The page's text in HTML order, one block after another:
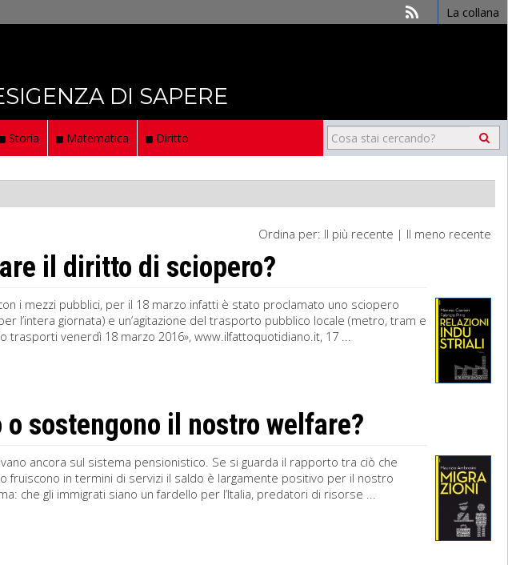
La collana
DI SAPERE
Storia Matematica Diritto
Ordina per: Il più recente | Il meno recente
il diritto di sciopero?
i mezzi pubblici, per il 18 marzo infatti è stato proclamato uno sciopero
l’intera giornata) e un’agitazione del trasporto pubblico locale (metro, tram e
venerdì 18 marzo 2016», www.ilfattoquotidiano.it, 17 ...
sostengono il nostro welfare?
ancora sul sistema pensionistico. Se si guarda il rapporto tra ciò che
fruiscono in termini di servizi il saldo è largamente positivo per il nostro
che gli immigrati siano un fardello per l’Italia, predatori di risorse ...